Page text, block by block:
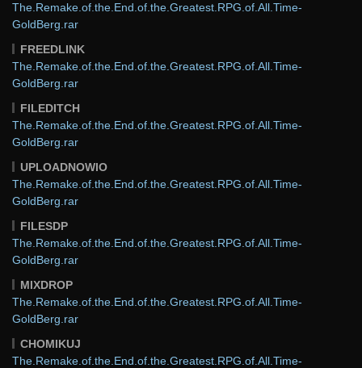
The.Remake.of.the.End.of.the.Greatest.RPG.of.All.Time-
GoldBerg.rar
FREEDLINK
The.Remake.of.the.End.of.the.Greatest.RPG.of.All.Time-
GoldBerg.rar
FILEDITCH
The.Remake.of.the.End.of.the.Greatest.RPG.of.All.Time-
GoldBerg.rar
UPLOADNOWIO
The.Remake.of.the.End.of.the.Greatest.RPG.of.All.Time-
GoldBerg.rar
FILESDP
The.Remake.of.the.End.of.the.Greatest.RPG.of.All.Time-
GoldBerg.rar
MIXDROP
The.Remake.of.the.End.of.the.Greatest.RPG.of.All.Time-
GoldBerg.rar
CHOMIKUJ
The.Remake.of.the.End.of.the.Greatest.RPG.of.All.Time-